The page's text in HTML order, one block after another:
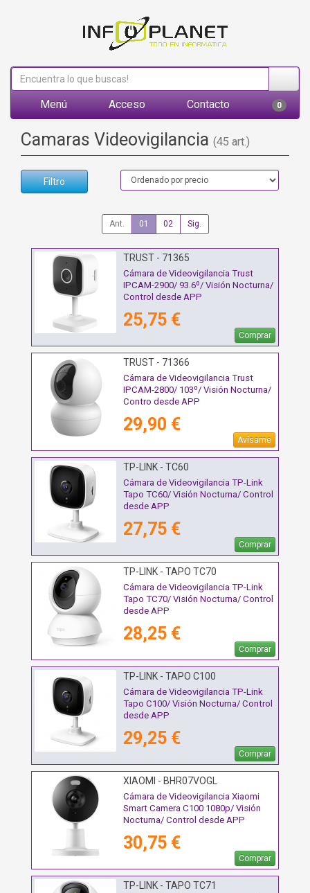
Menú Acceso Contacto 0
Camaras Videovigilancia (45 art.)
Filtro
Ant. 01 02 Sig.
TRUST - 71365
Cámara de Videovigilancia Trust
IPCAM-2900/ 93.6º/ Visión Nocturna/
Control desde APP
25,75 €
Comprar
TRUST - 71366
Cámara de Videovigilancia Trust
IPCAM-2800/ 103º/ Visión Nocturna/
Contro desde APP
29,90 €
Avísame
TP-LINK - TC60
Cámara de Videovigilancia TP-Link
Tapo TC60/ Visión Nocturna/ Control
desde APP
27,75 €
Comprar
TP-LINK - TAPO TC70
Cámara de Videovigilancia TP-Link
Tapo TC70/ Visión Nocturna/ Control
desde APP
28,25 €
Comprar
TP-LINK - TAPO C100
Cámara de Videovigilancia TP-Link
Tapo C100/ Visión Nocturna/ Control
desde APP
29,25 €
Comprar
XIAOMI - BHR07VOGL
Cámara de Videovigilancia Xiaomi
Smart Camera C100 1080p/ Visión
Nocturna/ Control desde APP
30,75 €
Comprar
TP-LINK - TAPO TC71